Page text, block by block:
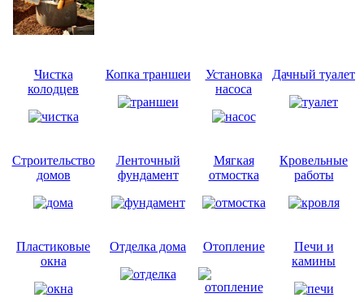
Чистка
колодцев
Копка траншеи
Установка
насоса
Дачный туалет
Строительство
домов
Ленточный
фундамент
Мягкая
отмостка
Кровельные
работы
Пластиковые
окна
Отделка дома Отопление
Печи и
камины